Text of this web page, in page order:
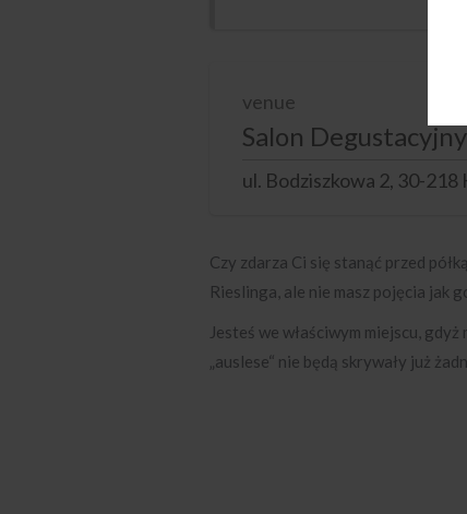
venue
Salon Degustacyjny
ul. Bodziszkowa 2, 30-218
Czy zdarza Ci się stanąć przed
Rieslinga, ale nie masz pojęcia jak
Jesteś we właściwym miejscu,
„auslese“ nie będą skrywały już